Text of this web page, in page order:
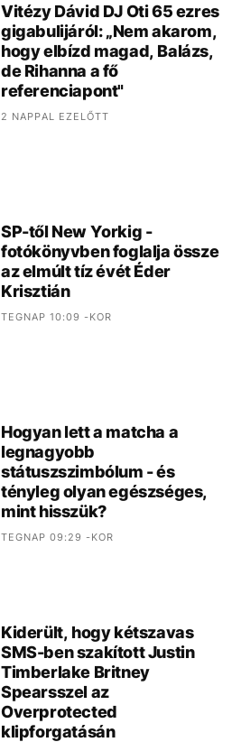
Vitézy Dávid DJ Oti 65 ezres
gigabulijáról: „Nem akarom,
hogy elbízd magad, Balázs,
de Rihanna a fő
referenciapont"
2 NAPPAL EZELŐTT
SP-től New Yorkig -
fotókönyvben foglalja össze
az elmúlt tíz évét Éder
Krisztián
TEGNAP 10:09 -KOR
Hogyan lett a matcha a
legnagyobb
státuszszimbólum - és
tényleg olyan egészséges,
mint hisszük?
TEGNAP 09:29 -KOR
Kiderült, hogy kétszavas
SMS-ben szakított Justin
Timberlake Britney
Spearsszel az
Overprotected
klipforgatásán